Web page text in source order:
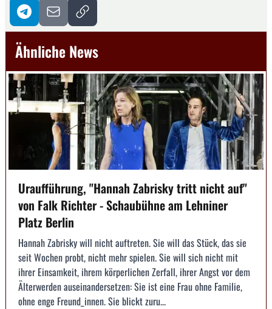
Ähnliche News
Uraufführung, "Hannah Zabrisky tritt nicht auf"
von Falk Richter - Schaubühne am Lehniner
Platz Berlin
Hannah Zabrisky will nicht auftreten. Sie will das Stück, das sie
seit Wochen probt, nicht mehr spielen. Sie will sich nicht mit
ihrer Einsamkeit, ihrem körperlichen Zerfall, ihrer Angst vor dem
Älterwerden auseinandersetzen: Sie ist eine Frau ohne Familie,
ohne enge Freund_innen. Sie blickt zuru...